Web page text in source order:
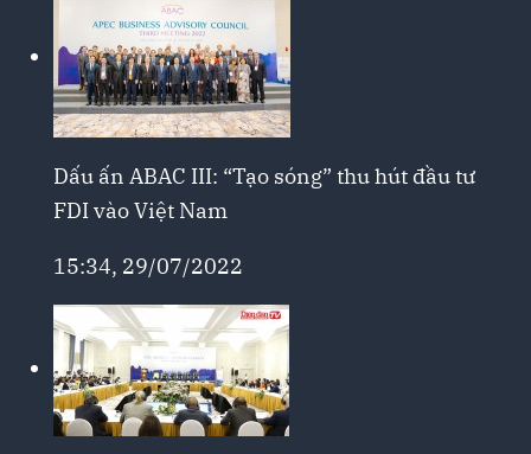
Dấu ấn ABAC III: “Tạo sóng” thu hút đầu tư
FDI vào Việt Nam
15:34, 29/07/2022